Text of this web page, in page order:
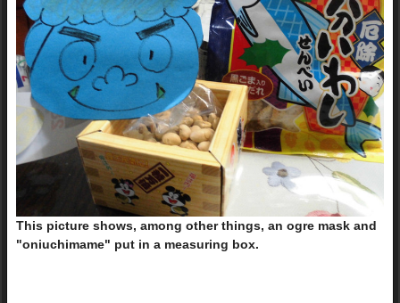
This picture shows, among other things, an ogre mask and
"oniuchimame" put in a measuring box.